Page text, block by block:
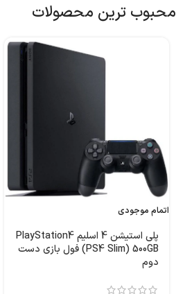
محبوب ترین محصولات
اتمام موجودی
پلی استیشن 4 اسلیم PlayStation4
(PS4 Slim) 500GB فول بازی دست
دوم